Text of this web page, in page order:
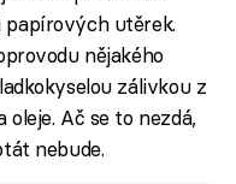
utěrek.
nějakého
zálivkou z
Ač se to nezdá,
nebude.